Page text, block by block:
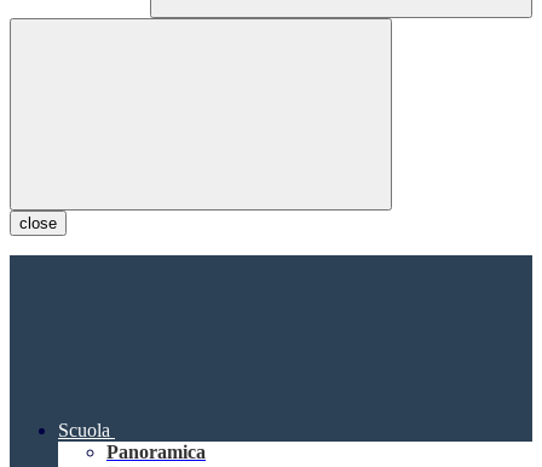
close
Scuola
Panoramica